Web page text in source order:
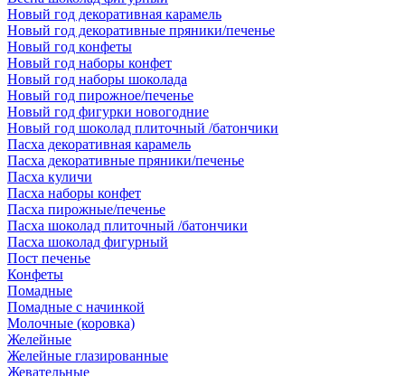
Новый год декоративная карамель
Новый год декоративные пряники/печенье
Новый год конфеты
Новый год наборы конфет
Новый год наборы шоколада
Новый год пирожное/печенье
Новый год фигурки новогодние
Новый год шоколад плиточный /батончики
Пасха декоративная карамель
Пасха декоративные пряники/печенье
Пасха куличи
Пасха наборы конфет
Пасха пирожные/печенье
Пасха шоколад плиточный /батончики
Пасха шоколад фигурный
Пост печенье
Конфеты
Помадные
Помадные с начинкой
Молочные (коровка)
Желейные
Желейные глазированные
Жевательные